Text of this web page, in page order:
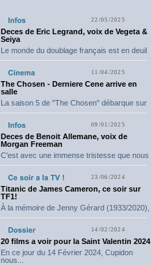
22/05/2025
Deces de Eric Legrand, voix de Vegeta &
Seiya
Le monde du doublage français est en deuil
11/04/2025
The Chosen - Derniere Cene arrive en
salle
La saison 5 de "The Chosen" débarque sur
09/01/2025
Deces de Benoit Allemane, voix de
Morgan Freeman
C'est avec une immense tristesse que nous
23/06/2024
Titanic de James Cameron, ce soir sur
TF1!
À la mémoire de Jenny Gérard (1933/2020),
14/02/2024
20 films a voir pour la Saint Valentin 2024
En ce jour du 14 Février 2024, Cupidon
nous...